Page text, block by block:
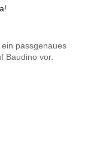
passgenaues
Baudino vor.